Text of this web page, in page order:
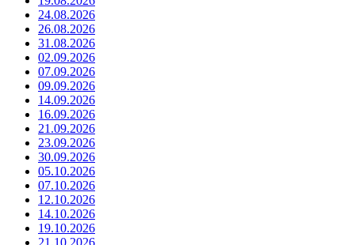
24.08.2026
26.08.2026
31.08.2026
02.09.2026
07.09.2026
09.09.2026
14.09.2026
16.09.2026
21.09.2026
23.09.2026
30.09.2026
05.10.2026
07.10.2026
12.10.2026
14.10.2026
19.10.2026